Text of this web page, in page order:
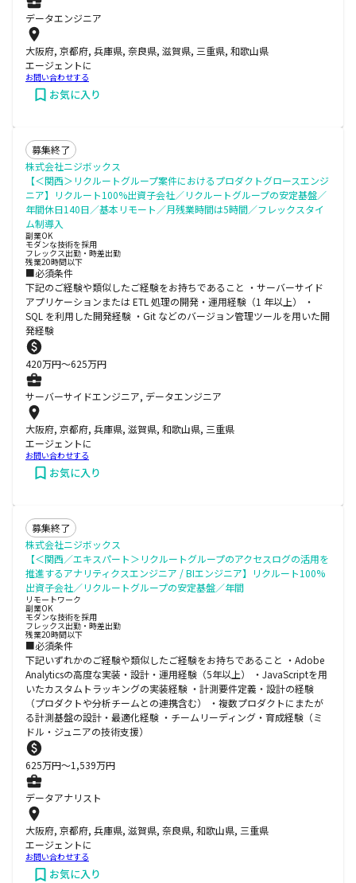
データエンジニア
大阪府, 京都府, 兵庫県, 奈良県, 滋賀県, 三重県, 和歌山県
エージェントに
お問い合わせする
お気に入り
募集終了
株式会社ニジボックス
【＜関西＞リクルートグループ案件におけるプロダクトグロースエンジ
ニア】リクルート100%出資子会社／リクルートグループの安定基盤／
年間休日140日／基本リモート／月残業時間は5時間／フレックスタイ
ム制導入
副業OK
モダンな技術を採用
フレックス出勤・時差出勤
残業20時間以下
■必須条件
下記のご経験や類似したご経験をお持ちであること ・サーバーサイド
アプリケーションまたは ETL 処理の開発・運用経験（1 年以上） ・
SQL を利用した開発経験 ・Git などのバージョン管理ツールを用いた開
発経験
420万円〜625万円
サーバーサイドエンジニア, データエンジニア
大阪府, 京都府, 兵庫県, 滋賀県, 和歌山県, 三重県
エージェントに
お問い合わせする
お気に入り
募集終了
株式会社ニジボックス
【＜関西／エキスパート＞リクルートグループのアクセスログの活用を
推進するアナリティクスエンジニア / BIエンジニア】リクルート100%
出資子会社／リクルートグループの安定基盤／年間
リモートワーク
副業OK
モダンな技術を採用
フレックス出勤・時差出勤
残業20時間以下
■必須条件
下記いずれかのご経験や類似したご経験をお持ちであること ・Adobe
Analyticsの高度な実装・設計・運用経験（5年以上） ・JavaScriptを用
いたカスタムトラッキングの実装経験 ・計測要件定義・設計の経験
（プロダクトや分析チームとの連携含む） ・複数プロダクトにまたが
る計測基盤の設計・最適化経験 ・チームリーディング・育成経験（ミ
ドル・ジュニアの技術支援）
625万円〜1,539万円
データアナリスト
大阪府, 京都府, 兵庫県, 滋賀県, 奈良県, 和歌山県, 三重県
エージェントに
お問い合わせする
お気に入り